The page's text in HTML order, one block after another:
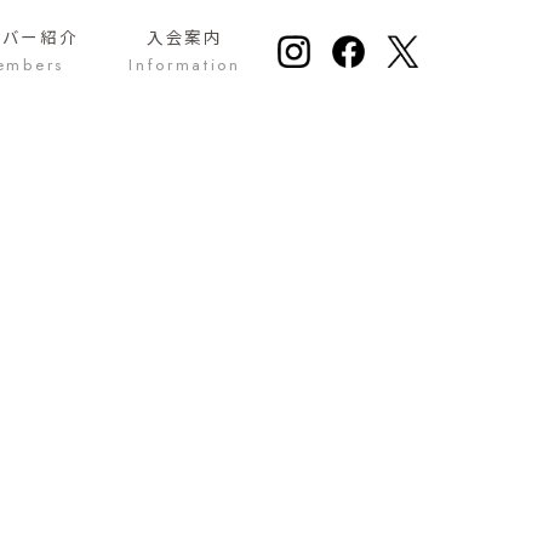
ー紹介 入会案内
Information